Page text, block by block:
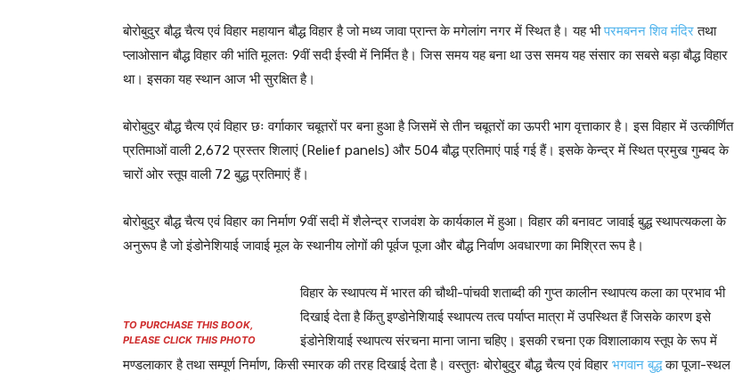
बोरोबुदुर बौद्ध चैत्य एवं विहार महायान बौद्ध विहार है जो मध्य जावा प्रान्त के मगेलांग नगर में स्थित है। यह भीपरमबनन शिव मंदिरतथा
प्लाओसान बौद्ध विहार की भांति मूलतः 9वीं सदी ईस्वी में निर्मित है। जिस समय यह बना था उस समय यह संसार का सबसे बड़ा बौद्ध विहार
था। इसका यह स्थान आज भी सुरक्षित है।
बोरोबुदुर बौद्ध चैत्य एवं विहार छः वर्गाकार चबूतरों पर बना हुआ है जिसमें से तीन चबूतरों का ऊपरी भाग वृत्ताकार है। इस विहार में उत्कीर्णित
प्रतिमाओं वाली 2,672 प्रस्तर शिलाएं (Relief panels) और 504 बौद्ध प्रतिमाएं पाई गई हैं। इसके केन्द्र में स्थित प्रमुख गुम्बद के
चारों ओर स्तूप वाली 72 बुद्ध प्रतिमाएं हैं।
बोरोबुदुर बौद्ध चैत्य एवं विहार का निर्माण 9वीं सदी में शैलेन्द्र राजवंश के कार्यकाल में हुआ। विहार की बनावट जावाई बुद्ध स्थापत्यकला के
अनुरूप है जो इंडोनेशियाई जावाई मूल के स्थानीय लोगों की पूर्वज पूजा और बौद्ध निर्वाण अवधारणा का मिश्रित रूप है।
TO PURCHASE THIS BOOK,
PLEASE CLICK THIS PHOTO
विहार के स्थापत्य में भारत की चौथी-पांचवी शताब्दी की गुप्त कालीन स्थापत्य कला का प्रभाव भी
दिखाई देता है किंतु इण्डोनेशियाई स्थापत्य तत्व पर्याप्त मात्रा में उपस्थित हैं जिसके कारण इसे
इंडोनेशियाई स्थापत्य संरचना माना जाना चहिए। इसकी रचना एक विशालाकाय स्तूप के रूप में
मण्डलाकार है तथा सम्पूर्ण निर्माण, किसी स्मारक की तरह दिखाई देता है। वस्तुतः बोरोबुदुर बौद्ध चैत्य एवं विहार भगवान बुद्धका पूजा-स्थल